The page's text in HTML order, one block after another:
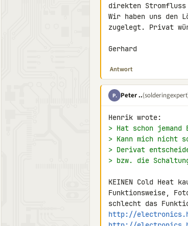
direkten Stromfluss
Wir haben uns den
zugelegt. Privat
Gerhard
Antwort
P. Peter ..
> Hat schon
> Kann mich nicht
> Derivat
> bzw. die
KEINEN Cold Heat
Funktionsweise,
http://